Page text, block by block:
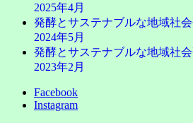
2025年4月
発酵とサステナブルな地域社
2024年5月
発酵とサステナブルな地域社
2023年2月
Facebook
Instagram